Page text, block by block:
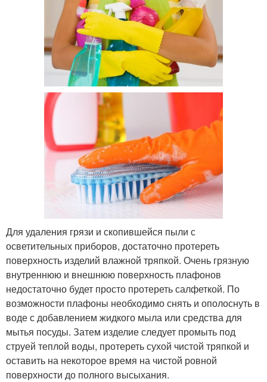
Для удаления грязи и скопившейся пыли с
осветительных приборов, достаточно протереть
поверхность изделий влажной тряпкой. Очень грязную
внутреннюю и внешнюю поверхность плафонов
недостаточно будет просто протереть салфеткой. По
возможности плафоны необходимо снять и ополоснуть в
воде с добавлением жидкого мыла или средства для
мытья посуды. Затем изделие следует промыть под
струей теплой воды, протереть сухой чистой тряпкой и
оставить на некоторое время на чистой ровной
поверхности до полного высыхания.